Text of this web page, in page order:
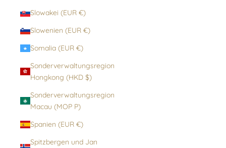
Slowakei (EUR €)
Slowenien (EUR €)
Somalia (EUR €)
Sonderverwaltungsregion
Hongkong (HKD $)
Sonderverwaltungsregion
Macau (MOP P)
Spanien (EUR €)
Spitzbergen und Jan